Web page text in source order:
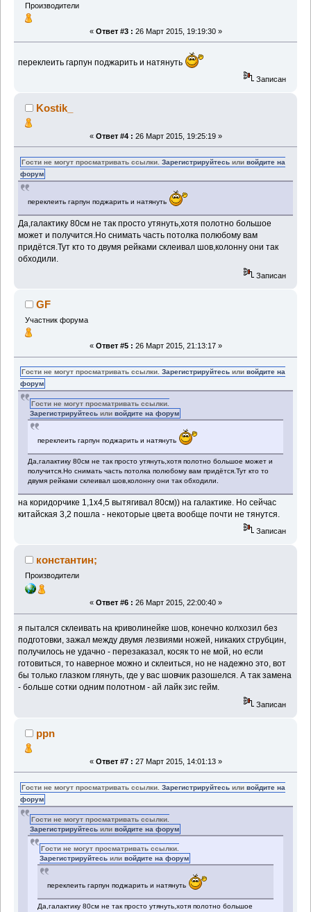
Производители
« Ответ #3 : 26 Март 2015, 19:19:30 »
переклеить гарпун поджарить и натянуть
Записан
Kostik_
« Ответ #4 : 26 Март 2015, 19:25:19 »
Гости не могут просматривать ссылки.Зарегистрируйтесь иливойдите на
форум
переклеить гарпун поджарить и натянуть
Да,галактику 80см не так просто утянуть,хотя полотно большое
может и получится.Но снимать часть потолка полюбому вам
придётся.Тут кто то двумя рейками склеивал шов,колонну они так
обходили.
Записан
GF
Участник форума
« Ответ #5 : 26 Март 2015, 21:13:17 »
Гости не могут просматривать ссылки.Зарегистрируйтесь иливойдите на
форум
Гости не могут просматривать ссылки.
Зарегистрируйтесь иливойдите на форум
переклеить гарпун поджарить и натянуть
Да,галактику 80см не так просто утянуть,хотя полотно большое может и
получится.Но снимать часть потолка полюбому вам придётся.Тут кто то
двумя рейками склеивал шов,колонну они так обходили.
на коридорчике 1,1х4,5 вытягивал 80см)) на галактике. Но сейчас
китайская 3,2 пошла - некоторые цвета вообще почти не тянутся.
Записан
константин;
Производители
« Ответ #6 : 26 Март 2015, 22:00:40 »
я пытался склеивать на криволинейке шов, конечно колхозил без
подготовки, зажал между двумя лезвиями ножей, никаких струбцин,
получилось не удачно - перезаказал, косяк то не мой, но если
готовиться, то наверное можно и склеиться, но не надежно это, вот
бы только глазком глянуть, где у вас шовчик разошелся. А так замена
- больше сотки одним полотном - ай лайк зис гейм.
Записан
ppn
« Ответ #7 : 27 Март 2015, 14:01:13 »
Гости не могут просматривать ссылки.Зарегистрируйтесь иливойдите на
форум
Гости не могут просматривать ссылки.
Зарегистрируйтесь иливойдите на форум
Гости не могут просматривать ссылки.
Зарегистрируйтесь иливойдите на форум
переклеить гарпун поджарить и натянуть
Да,галактику 80см не так просто утянуть,хотя полотно большое